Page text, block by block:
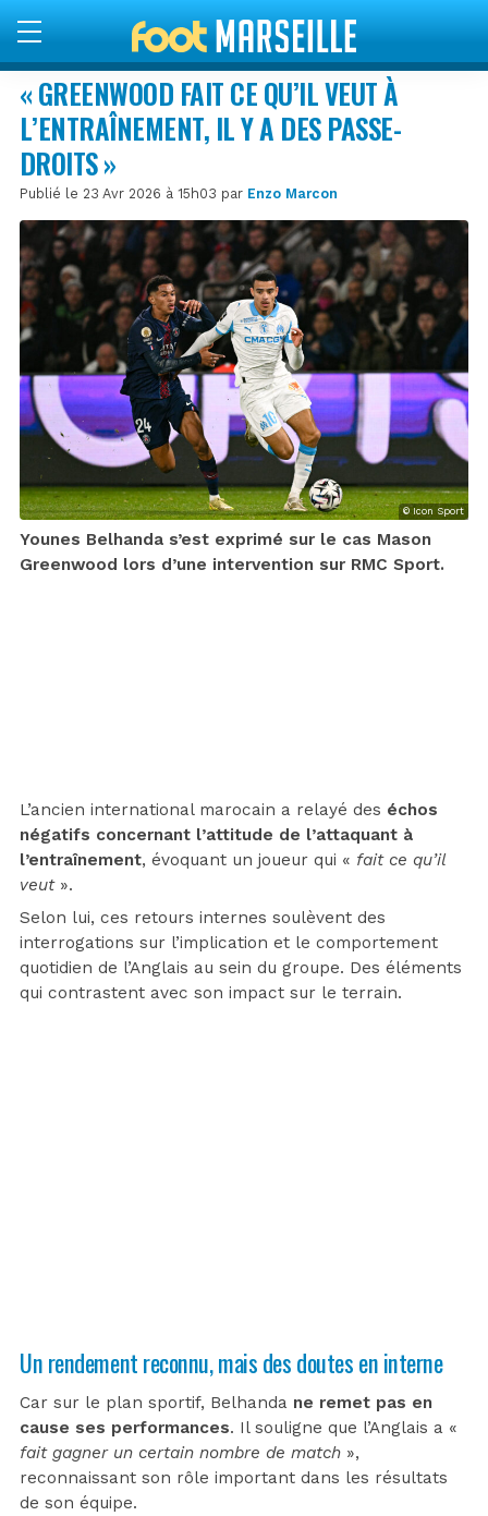
« GREENWOOD FAIT CE QU’IL VEUT À
L’ENTRAÎNEMENT, IL Y A DES PASSE-
DROITS »
Publié le 23 Avr 2026 à 15h03 par Enzo Marcon
© Icon Sport
Younes Belhanda s’est exprimé sur le cas Mason
Greenwood lors d’une intervention sur RMC Sport.
L’ancien international marocain a relayé des échos
négatifs concernant l’attitude de l’attaquant à
l’entraînement, évoquant un joueur qui « fait ce qu’il
veut ».
Selon lui, ces retours internes soulèvent des
interrogations sur l’implication et le comportement
quotidien de l’Anglais au sein du groupe. Des éléments
qui contrastent avec son impact sur le terrain.
Un rendement reconnu, mais des doutes en interne
Car sur le plan sportif, Belhanda ne remet pas en
cause ses performances. Il souligne que l’Anglais a «
fait gagner un certain nombre de match »,
reconnaissant son rôle important dans les résultats
de son équipe.